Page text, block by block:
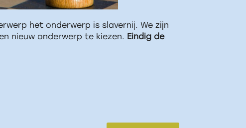
het onderwerp is slavernij. We zijn
nieuw onderwerp te kiezen. Eindig de